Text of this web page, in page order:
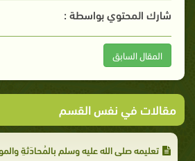
شارك المحتوي بواسطة :
المقال السابق
مقالات في نفس القسم
تعليمه صلى الله عليه وسلم بالمُحادَثةِ